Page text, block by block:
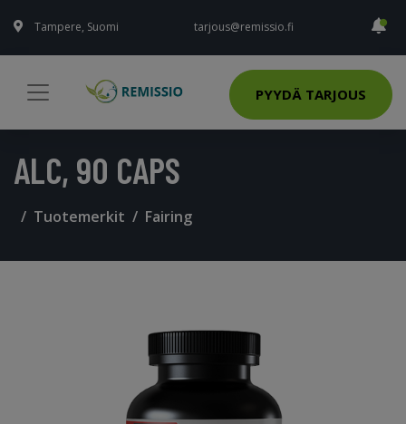
Tampere, Suomi tarjous@remissio.fi
PYYDÄ TARJOUS
ALC, 90 CAPS
Tuotemerkit Fairing